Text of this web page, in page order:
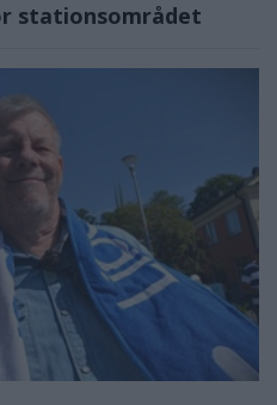
stationsområdet